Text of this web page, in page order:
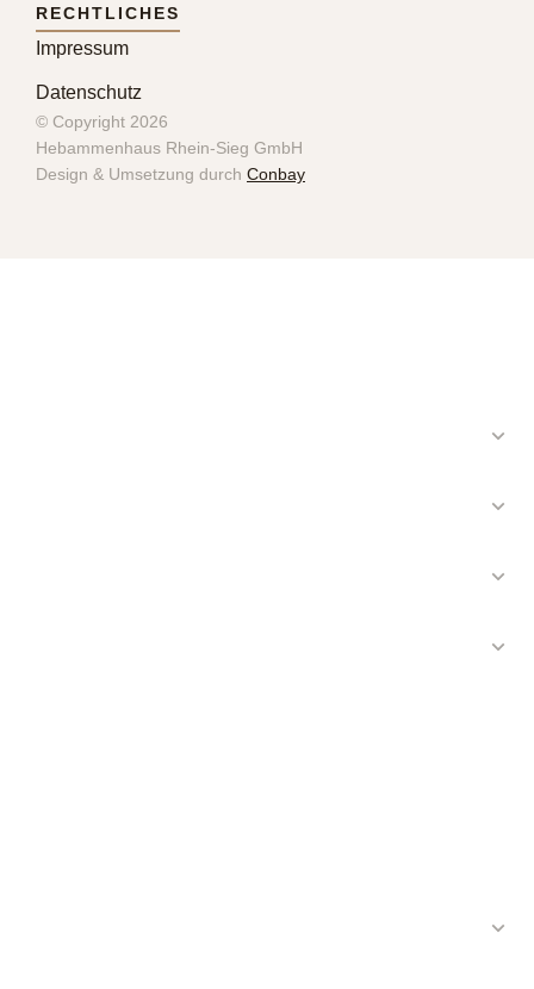
RECHTLICHES
Impressum
Datenschutz
© Copyright 2026
Hebammenhaus Rhein-Sieg GmbH
Design & Umsetzung durch Conbay